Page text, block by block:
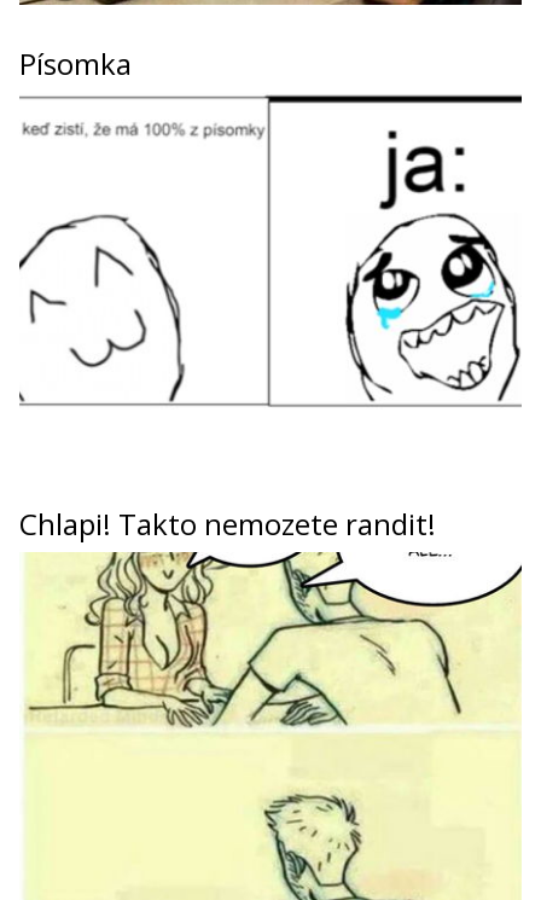
Písomka
Chlapi! Takto nemozete randit!